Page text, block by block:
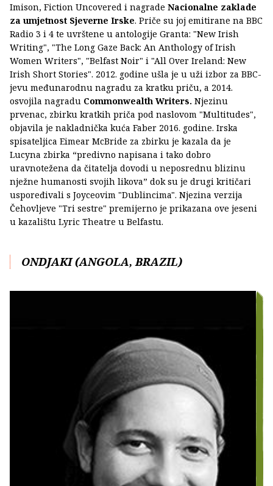
Imison, Fiction Uncovered i nagrade Nacionalne zaklade
za umjetnost Sjeverne Irske. Priče su joj emitirane na BBC
Radio 3 i 4 te uvrštene u antologije Granta: "New Irish
Writing", "The Long Gaze Back: An Anthology of Irish
Women Writers", "Belfast Noir" i "All Over Ireland: New
Irish Short Stories". 2012. godine ušla je u uži izbor za BBC-
jevu međunarodnu nagradu za kratku priču, a 2014.
osvojila nagradu Commonwealth Writers. Njezinu
prvenac, zbirku kratkih priča pod naslovom "Multitudes",
objavila je nakladnička kuća Faber 2016. godine. Irska
spisateljica Eimear McBride za zbirku je kazala da je
Lucyna zbirka “predivno napisana i tako dobro
uravnotežena da čitatelja dovodi u neposrednu blizinu
nježne humanosti svojih likova” dok su je drugi kritičari
uspoređivali s Joyceovim "Dublincima". Njezina verzija
Čehovljeve "Tri sestre" premijerno je prikazana ove jeseni
u kazalištu Lyric Theatre u Belfastu.
ONDJAKI (ANGOLA, BRAZIL)